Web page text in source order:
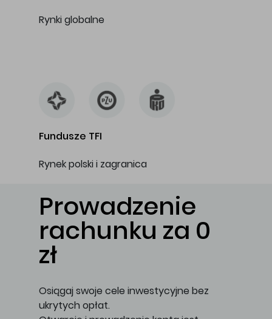
Rynki globalne
Fundusze TFI
Rynek polski i zagranica
Prowadzenie
rachunku za 0
zł
Osiągaj swoje cele inwestycyjne bez
ukrytych opłat.